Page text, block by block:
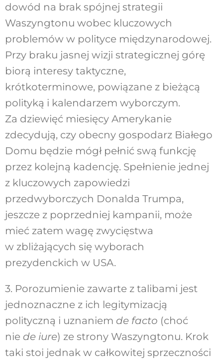
dowód na brak spójnej strategii
Waszyngtonu wobec kluczowych
problemów w polityce międzynarodowej.
Przy braku jasnej wizji strategicznej górę
biorą interesy taktyczne,
krótkoterminowe, powiązane z bieżącą
polityką i kalendarzem wyborczym.
Za dziewięć miesięcy Amerykanie
zdecydują, czy obecny gospodarz Białego
Domu będzie mógł pełnić swą funkcję
przez kolejną kadencję. Spełnienie jednej
z kluczowych zapowiedzi
przedwyborczych Donalda Trumpa,
jeszcze z poprzedniej kampanii, może
mieć zatem wagę zwycięstwa
w zbliżających się wyborach
prezydenckich w USA.
3. Porozumienie zawarte z talibami jest
jednoznaczne z ich legitymizacją
polityczną i uznaniem de facto (choć
nie de iure) ze strony Waszyngtonu. Krok
taki stoi jednak w całkowitej sprzeczności